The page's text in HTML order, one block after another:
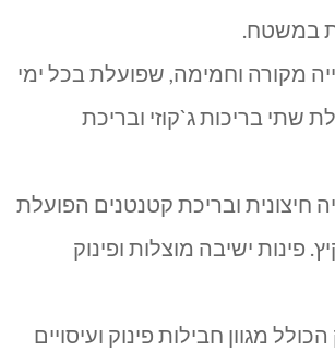
במשטח.
מקורה וחמימה, שפועלת בכל ימי
שתי בריכות ג`קוזי ובריכת
חיצונית ובריכת קטנטנים הפועלת
פינות ישיבה מוצלות ופינוק
מגוון חבילות פינוק ועיסויים